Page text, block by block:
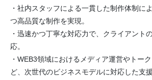
・社内スタッフによる一貫した制作体制に
つ高品質な制作を実現。
・迅速かつ丁寧な対応力で、クライアント
応。
・WEB3領域におけるメディア運営やトー
ど、次世代のビジネスモデルに対応した支援